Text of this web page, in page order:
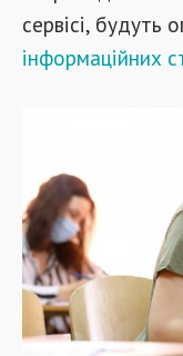
сервісі, будуть
інформаційних